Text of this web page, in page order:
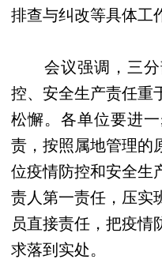
排查与纠改等具体工
会议强调，三分
控、安全生产责任重
松懈。各单位要进
责，按照属地管理的
位疫情防控和安全生
责人第一责任，压实
员直接责任，把疫
求落到实处。